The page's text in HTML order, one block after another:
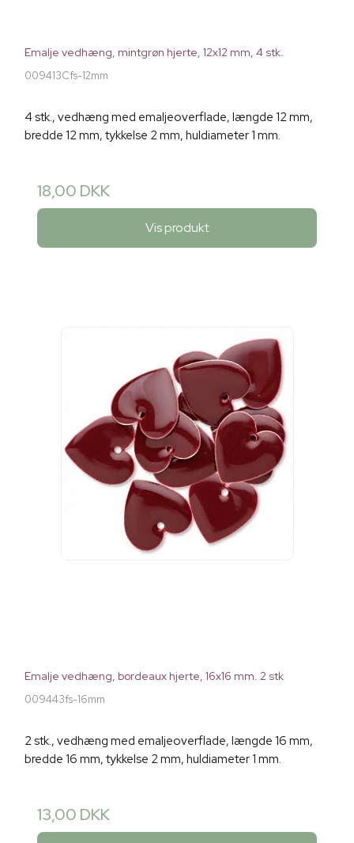
Emalje vedhæng, mintgrøn hjerte, 12x12 mm, 4 stk.
009413Cfs-12mm
4 stk., vedhæng med emaljeoverflade, længde 12 mm,
bredde 12 mm, tykkelse 2 mm, huldiameter 1 mm.
18,00 DKK
Vis produkt
Emalje vedhæng, bordeaux hjerte, 16x16 mm. 2 stk
009443fs-16mm
2 stk., vedhæng med emaljeoverflade, længde 16 mm,
bredde 16 mm, tykkelse 2 mm, huldiameter 1 mm.
13,00 DKK